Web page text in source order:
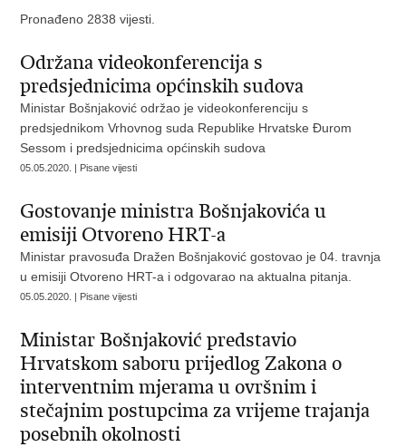
Pronađeno 2838 vijesti.
Održana videokonferencija s
predsjednicima općinskih sudova
Ministar Bošnjaković održao je videokonferenciju s
predsjednikom Vrhovnog suda Republike Hrvatske Đurom
Sessom i predsjednicima općinskih sudova
05.05.2020. | Pisane vijesti
Gostovanje ministra Bošnjakovića u
emisiji Otvoreno HRT-a
Ministar pravosuđa Dražen Bošnjaković gostovao je 04. travnja
u emisiji Otvoreno HRT-a i odgovarao na aktualna pitanja.
05.05.2020. | Pisane vijesti
Ministar Bošnjaković predstavio
Hrvatskom saboru prijedlog Zakona o
interventnim mjerama u ovršnim i
stečajnim postupcima za vrijeme trajanja
posebnih okolnosti